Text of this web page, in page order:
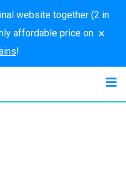
website together (2 in
affordable price on
!
×